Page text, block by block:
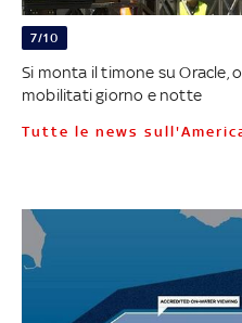
7/10
Si monta il timone su Oracle,
mobilitati giorno e notte
Tutte le news